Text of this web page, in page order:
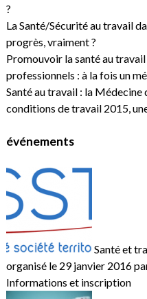
?
La Santé/Sécurité au travail
progrès, vraiment ?
Promouvoir la santé au
professionnels : à la fois un
Santé au travail : la
conditions de travail 2015,
événements
Santé et
organisé le 29 janvier 2016
Informations et inscription